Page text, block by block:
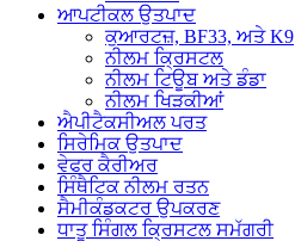
ਆਪਟੀਕਲ ਉਤਪਾਦ
ਕੁਆਰਟਜ਼, BF33, ਅਤੇ K9
ਨੀਲਮ ਕ੍ਰਿਸਟਲ
ਨੀਲਮ ਟਿਊਬ ਅਤੇ ਡੰਡਾ
ਨੀਲਮ ਖਿੜਕੀਆਂ
ਐਪੀਟੈਕਸੀਅਲ ਪਰਤ
ਸਿਰੇਮਿਕ ਉਤਪਾਦ
ਵੇਫਰ ਕੈਰੀਅਰ
ਸਿੰਥੈਟਿਕ ਨੀਲਮ ਰਤਨ
ਸੈਮੀਕੰਡਕਟਰ ਉਪਕਰਣ
ਧਾਤੂ ਸਿੰਗਲ ਕ੍ਰਿਸਟਲ ਸਮੱਗਰੀ